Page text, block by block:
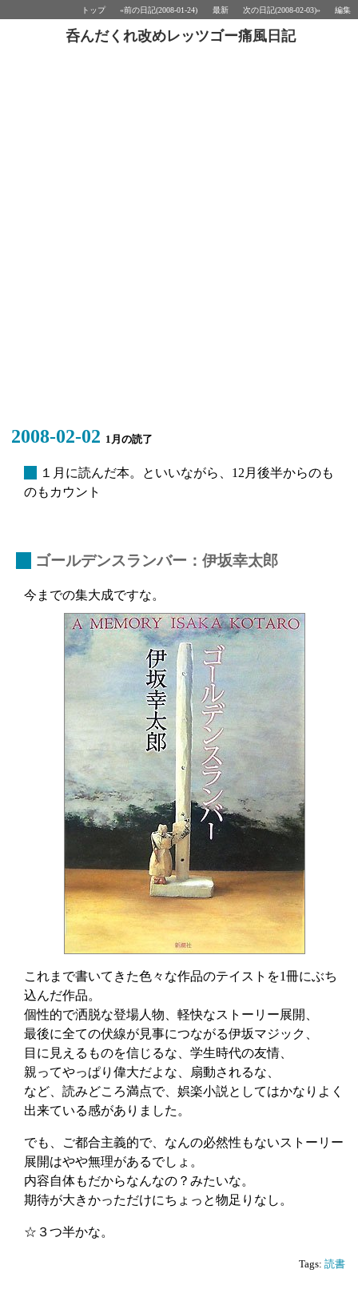
トップ «前の日記(2008-01-24) 最新 次の日記(2008-02-03)» 編集
呑んだくれ改めレッツゴー痛風日記
2008-02-02 1月の読了
１月に読んだ本。といいながら、12月後半からのも
のもカウント
ゴールデンスランバー：伊坂幸太郎
今までの集大成ですな。
これまで書いてきた色々な作品のテイストを1冊にぶち
込んだ作品。
個性的で洒脱な登場人物、軽快なストーリー展開、
最後に全ての伏線が見事につながる伊坂マジック、
目に見えるものを信じるな、学生時代の友情、
親ってやっぱり偉大だよな、扇動されるな、
など、読みどころ満点で、娯楽小説としてはかなりよく
出来ている感がありました。
でも、ご都合主義的で、なんの必然性もないストーリー
展開はやや無理があるでしょ。
内容自体もだからなんなの？みたいな。
期待が大きかっただけにちょっと物足りなし。
☆３つ半かな。
Tags: 読書